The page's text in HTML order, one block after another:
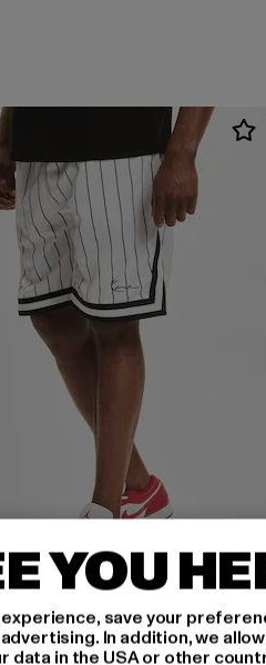
KM-PS011-002-02 Small Signature Pinstripe Mesh Shorts
YOU
save your
In addition, we
in the USA or other